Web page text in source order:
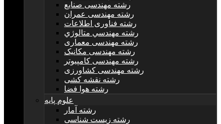
رشته مهندسی صنایع
رشته مهندسی عمران
رشته فناوری اطلاعات
رشته مهندسي متالوژي
رشته مهندسی معماری
رشته مهندسی مکانیک
رشته مهندسی کامپیوتر
رشته مهندسی کشاورزی
رشته نقشه کشی
رشته هوا فضا
علوم پایه
رشته آمار
رشته زیست شناسی